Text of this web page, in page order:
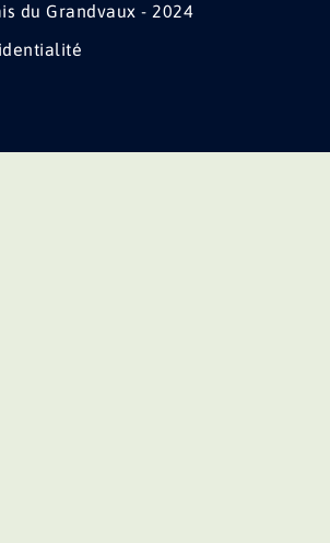
du Grandvaux - 2024